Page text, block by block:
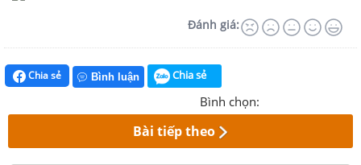
Đánh giá:
Chia sẻ Bình luận Chia sẻ
Bình chọn:
Bài tiếp theo